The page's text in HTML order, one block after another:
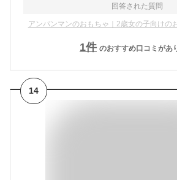
回答された質問
アンパンマンのおもちゃ｜2歳女の子向けの
1件 のおすすめ口コミがあ
14